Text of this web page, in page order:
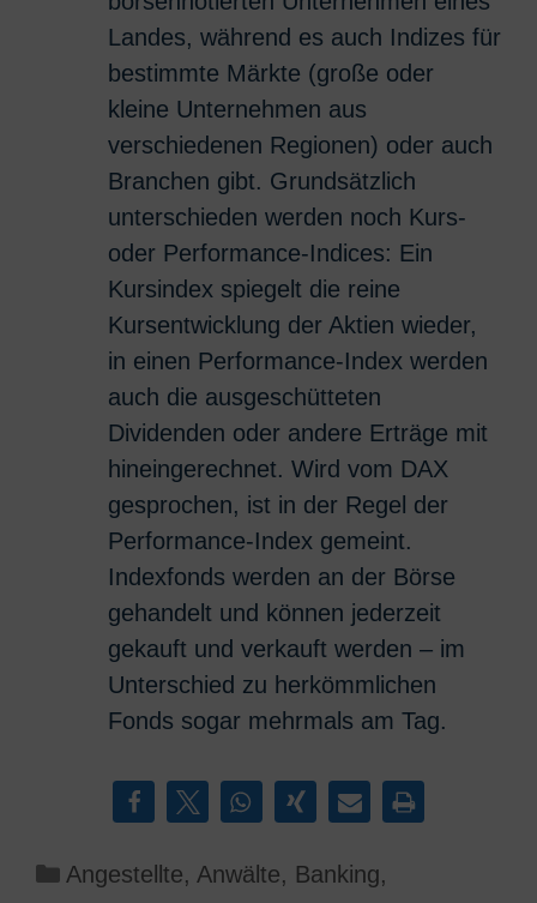
Landes, während es auch Indizes für
bestimmte Märkte (große oder
kleine Unternehmen aus
verschiedenen Regionen) oder auch
Branchen gibt. Grundsätzlich
unterschieden werden noch Kurs-
oder Performance-Indices: Ein
Kursindex spiegelt die reine
Kursentwicklung der Aktien wieder,
in einen Performance-Index werden
auch die ausgeschütteten
Dividenden oder andere Erträge mit
hineingerechnet. Wird vom DAX
gesprochen, ist in der Regel der
Performance-Index gemeint.
Indexfonds werden an der Börse
gehandelt und können jederzeit
gekauft und verkauft werden – im
Unterschied zu herkömmlichen
Fonds sogar mehrmals am Tag.
Kategorien
Angestellte, Anwälte, Banking,